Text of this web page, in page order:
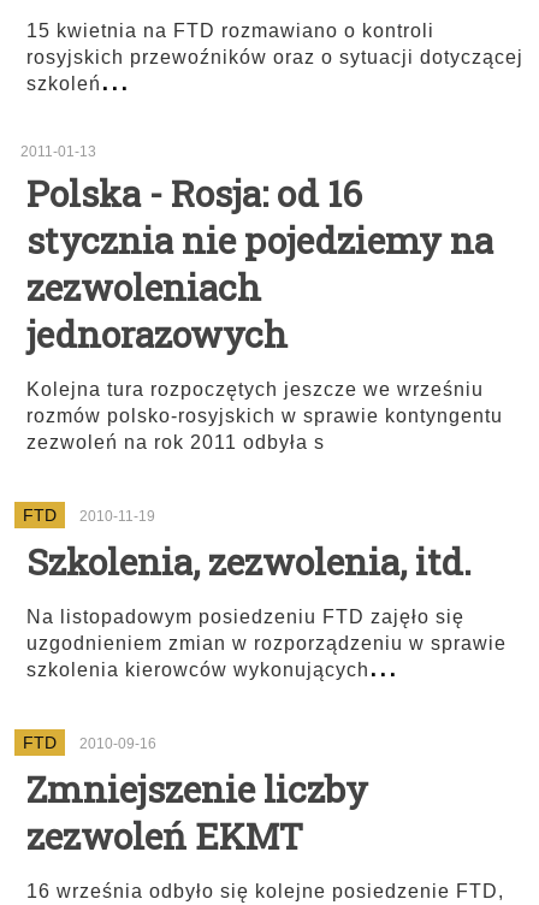
15 kwietnia na FTD rozmawiano o kontroli
rosyjskich przewoźników oraz o sytuacji dotyczącej
szkoleń...
2011-01-13
Polska - Rosja: od 16
stycznia nie pojedziemy na
zezwoleniach
jednorazowych
Kolejna tura rozpoczętych jeszcze we wrześniu
rozmów polsko-rosyjskich w sprawie kontyngentu
zezwoleń na rok 2011 odbyła s
FTD 2010-11-19
Szkolenia, zezwolenia, itd.
Na listopadowym posiedzeniu FTD zajęło się
uzgodnieniem zmian w rozporządzeniu w sprawie
szkolenia kierowców wykonujących...
FTD 2010-09-16
Zmniejszenie liczby
zezwoleń EKMT
16 września odbyło się kolejne posiedzenie FTD,